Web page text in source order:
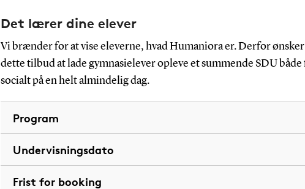
Det lærer dine elever
Vi brænder for at vise eleverne, hvad Humaniora er. Derfor
dette tilbud at lade gymnasielever opleve et summende SDU både
socialt på en helt almindelig dag.
Program
Undervisningsdato
Frist for booking